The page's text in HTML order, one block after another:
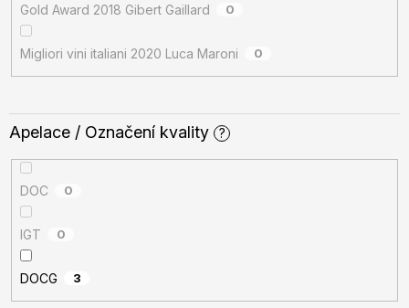
Gold Award 2018 Gibert Gaillard 0
Migliori vini italiani 2020 Luca Maroni 0
Apelace / Označení kvality ?
DOC 0
IGT 0
DOCG 3